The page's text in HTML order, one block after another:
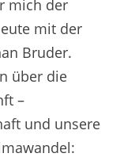
mich der
mit der
Bruder.
über die
–
und unsere